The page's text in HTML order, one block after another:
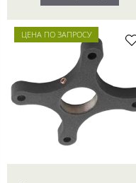
ЦЕНА ПО ЗАПРОСУ